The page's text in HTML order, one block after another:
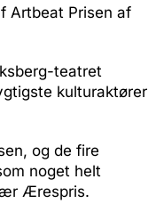
Artbeat Prisen af
teatret
kulturaktører
og de fire
noget helt
Ærespris.